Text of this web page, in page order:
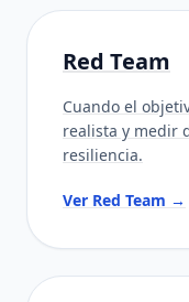
Red Team
Cuando el
realista y medir
resiliencia.
Ver Red Team →